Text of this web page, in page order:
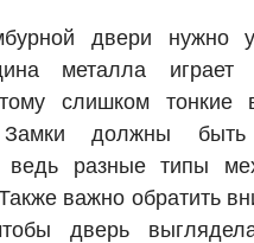
двери нужно
металла
слишком
Замки должны
ведь разные типы
важно обратить
дверь